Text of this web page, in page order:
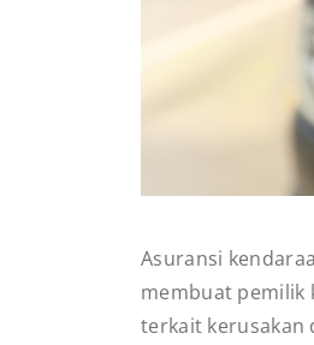
Asuransi
membuat pemilik
terkait kerusakan